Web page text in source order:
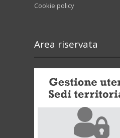
Cookie policy
Area riservata